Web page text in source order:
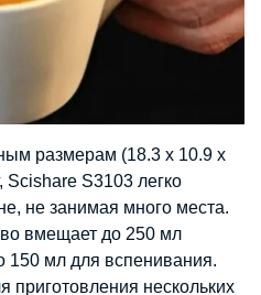
размерам (18.3 x 10.9 x
Scishare S3103 легко
не занимая много места.
вмещает до 250 мл
150 мл для вспенивания.
приготовления нескольких